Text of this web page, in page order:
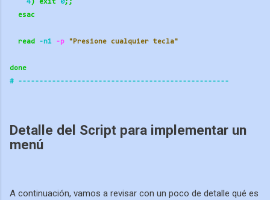
4) exit 0;;
esac
read -n1 -p "Presione cualquier tecla"
done
# --------------------------------------------------
Detalle del Script para implementar un
menú
A continuación, vamos a revisar con un poco de detalle qué es